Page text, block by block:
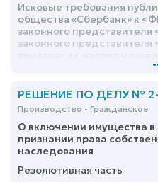
Исковые требования
общества «Сбербанк» к
законного
законного
кредитному договору
лице законного
публичного акционерного
филиала – Красноярского
задолженность по
возобновляемой
сумме 12 800 (двенадцать
доли)
РЕШЕНИЕ ПО ДЕЛУ № 2-
Производство - Гражданское
О включении имущества
признании права
наследования
Резолютивная часть